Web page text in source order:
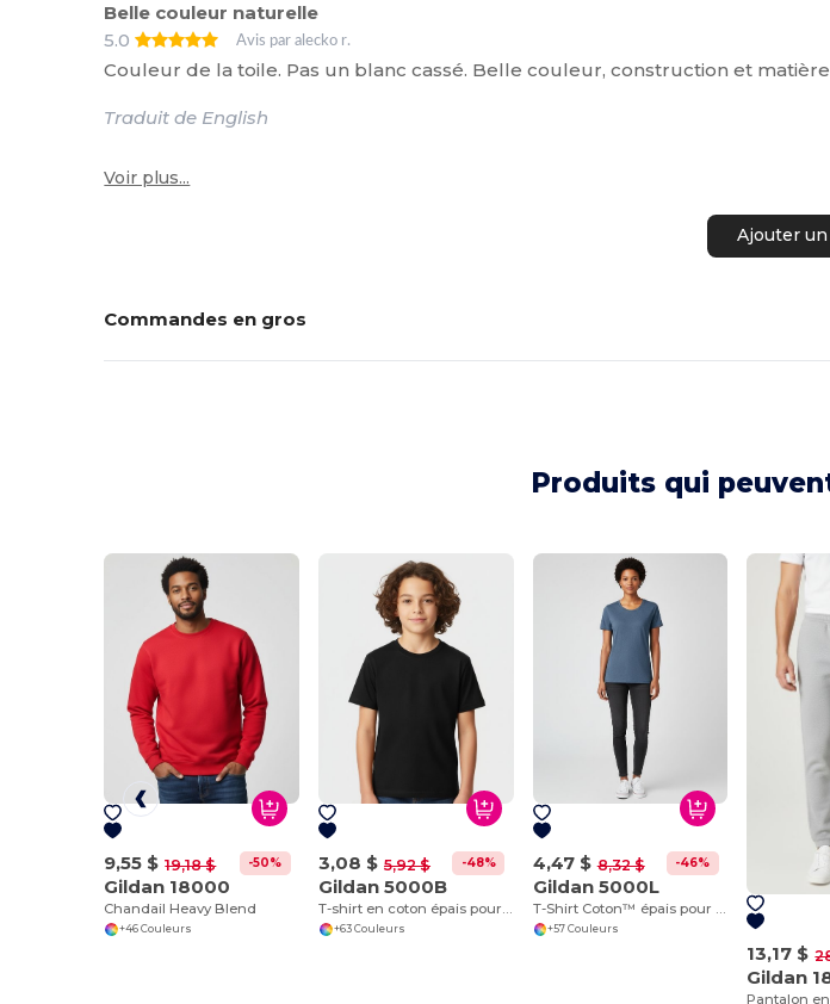
Belle couleur naturelle
5.0
Avis par alecko r.
Couleur de la toile. Pas un blanc cassé. Belle couleur, construction et
Traduit de English
Voir plus...
Ajouter un
Commandes en gros
Produits qui
9,55 $ 19,18 $ -50%
Gildan 18000
Chandail Heavy Blend
+46 Couleurs
3,08 $ 5,92 $ -48%
Gildan 5000B
T-shirt en coton épais pour jeunes 8,8 oz
+63 Couleurs
4,47 $ 8,32 $ -46%
Gildan 5000L
T-Shirt Coton™ épais pour femmes
+57 Couleurs
13,17 $
Gildan